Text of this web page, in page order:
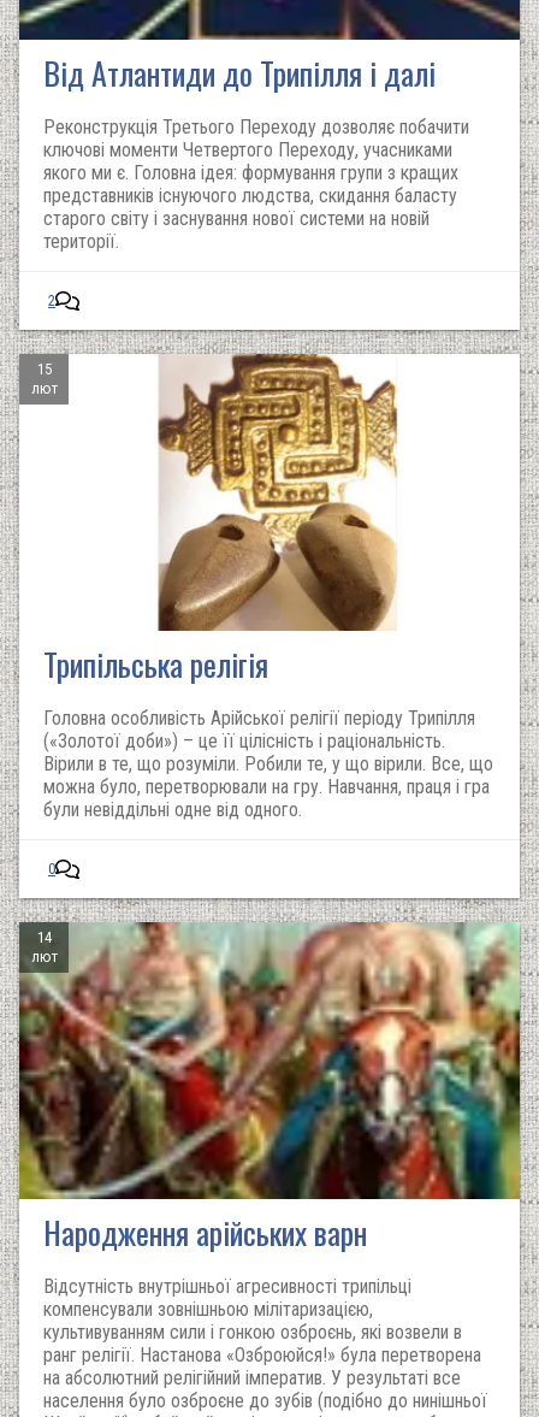
Від Атлантиди до Трипілля і далі
Реконструкція Третього Переходу дозволяє побачити
ключові моменти Четвертого Переходу, учасниками
якого ми є. Головна ідея: формування групи з кращих
представників існуючого людства, скидання баласту
старого світу і заснування нової системи на новій
території.
2
15
лют
Трипільська релігія
Головна особливість Арійської релігії періоду Трипілля
(«Золотої доби») – це її цілісність і раціональність.
Вірили в те, що розуміли. Робили те, у що вірили. Все, що
можна було, перетворювали на гру. Навчання, праця і гра
були невіддільні одне від одного.
0
14
лют
Народження арійських варн
Відсутність внутрішньої агресивності трипільці
компенсували зовнішньою мілітаризацією,
культивуванням сили і гонкою озброєнь, які возвели в
ранг релігії. Настанова «Озброюйся!» була перетворена
на абсолютний релігійний імператив. У результаті все
населення було озброєне до зубів (подібно до нинішньої